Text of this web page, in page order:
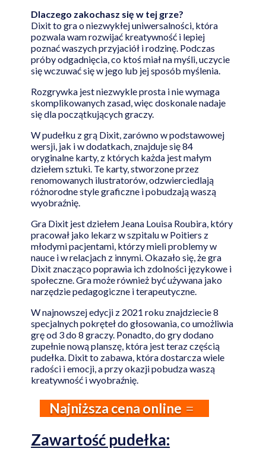
Dlaczego zakochasz się w tej grze?
Dixit to gra o niezwykłej uniwersalności, która
pozwala wam rozwijać kreatywność i lepiej
poznać waszych przyjaciół i rodzinę. Podczas
próby odgadnięcia, co ktoś miał na myśli, uczycie
się wczuwać się w jego lub jej sposób myślenia.
Rozgrywka jest niezwykle prosta i nie wymaga
skomplikowanych zasad, więc doskonale nadaje
się dla początkujących graczy.
W pudełku z grą Dixit, zarówno w podstawowej
wersji, jak i w dodatkach, znajduje się 84
oryginalne karty, z których każda jest małym
dziełem sztuki. Te karty, stworzone przez
renomowanych ilustratorów, odzwierciedlają
różnorodne style graficzne i pobudzają waszą
wyobraźnię.
Gra Dixit jest dziełem Jeana Louisa Roubira, który
pracował jako lekarz w szpitalu w Poitiers z
młodymi pacjentami, którzy mieli problemy w
nauce i w relacjach z innymi. Okazało się, że gra
Dixit znacząco poprawia ich zdolności językowe i
społeczne. Gra może również być używana jako
narzędzie pedagogiczne i terapeutyczne.
W najnowszej edycji z 2021 roku znajdziecie 8
specjalnych pokręteł do głosowania, co umożliwia
grę od 3 do 8 graczy. Ponadto, do gry dodano
zupełnie nową planszę, która jest teraz częścią
pudełka. Dixit to zabawa, która dostarcza wiele
radości i emocji, a przy okazji pobudza waszą
kreatywność i wyobraźnię.
Najniższa cena online
Zawartość pudełka: